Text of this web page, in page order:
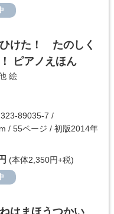
けた！ たのしく
ピアノえほん
絵
89035-7 /
/ 55ページ / 初版2014年
(本体2,350円+税)
はまほうつかい